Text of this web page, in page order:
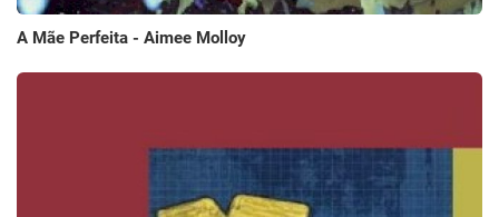
A Mãe Perfeita - Aimee Molloy